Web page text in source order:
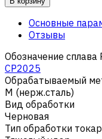
Основные
Отзывы
Обозначение сплава
CP2025
Обрабатываемый
M (нерж.сталь)
Вид обработки
Черновая
Тип обработки